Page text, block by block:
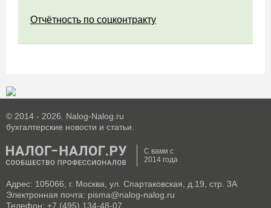
Отчётность по соцконтракту
© 2014 - 2026. Nalog-Nalog.ru
бухгалтерские новости и статьи.
С вами с
2014 года
Адрес: 105066, г. Москва, ул. Спартаковская, д.19, стр. 3А
Электронная почта: pisma@nalog-nalog.ru
Телефон: +7 (495) 134-48-07